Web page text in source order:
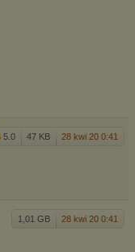
5.0 47 KB 28 kwi 20 0:41
1,01 GB 28 kwi 20 0:41